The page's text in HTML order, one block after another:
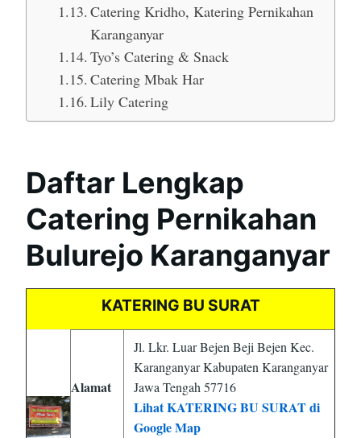
Catering Kridho, Katering Pernikahan
Karanganyar
Tyo’s Catering & Snack
Catering Mbak Har
Lily Catering
Daftar Lengkap
Catering Pernikahan
Bulurejo Karanganyar
KATERING BU SURAT
Alamat
Jl. Lkr. Luar Bejen Beji Bejen Kec.
Karanganyar Kabupaten Karanganyar
Jawa Tengah 57716
Lihat KATERING BU SURAT di
Google Map